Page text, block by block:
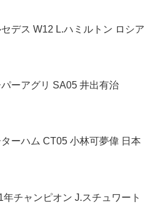
セデス W12 L.ハミルトン ロシア
パーアグリ SA05 井出有治
ーハム CT05 小林可夢偉 日本
年チャンピオン J.スチュワート